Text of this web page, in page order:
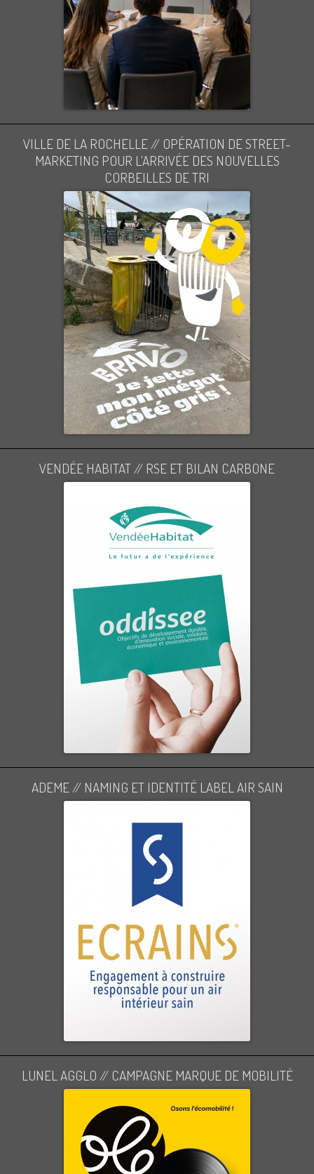
VILLE DE LA ROCHELLE // OPÉRATION DE STREET-
MARKETING POUR L'ARRIVÉE DES NOUVELLES
CORBEILLES DE TRI
VENDÉE HABITAT // RSE ET BILAN CARBONE
ADEME // NAMING ET IDENTITÉ LABEL AIR SAIN
LUNEL AGGLO // CAMPAGNE MARQUE DE MOBILITÉ